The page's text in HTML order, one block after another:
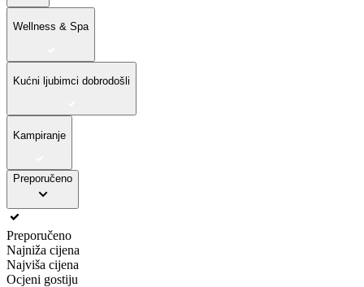
Wellness & Spa
Kućni ljubimci dobrodošli
Kampiranje
Preporučeno
Preporučeno
Najniža cijena
Najviša cijena
Ocjeni gostiju